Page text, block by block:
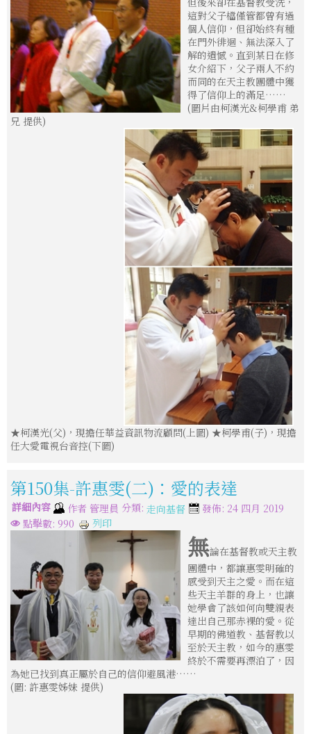
這對父子檔僅管都曾有過
個人信仰，但卻始終有種
在門外徘迴、無法深入了
解的遺憾。直到某日在修
女介紹下，父子兩人不約
而同的在天主教團體中獲
得了信仰上的滿足……
(圖片由柯漢光&柯學甫 弟
兄 提供)
★柯漢光(父)，現擔任華益資訊物流顧問(上圖) ★柯學甫(子)，現擔
任大愛電視台音控(下圖)
第150集-許惠雯(二)：愛的表達
詳細內容 作者 管理員 分類: 走向基督
發佈: 24 四月 2019
點擊數: 990
列印
無論在基督教或天主教
團體中，都讓惠雯明確的
感受到天主之愛。而在這
些天主羊群的身上，也讓
她學會了該如何向雙親表
達出自己那赤裸的愛。從
早期的佛道教、基督教以
至於天主教，如今的惠雯
終於不需要再漂泊了，因
為她已找到真正屬於自己的信仰避風港……
(圖: 許惠雯姊妹 提供)